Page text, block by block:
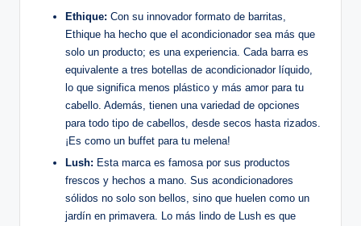
Ethique: Con su innovador formato de barritas,
Ethique ha hecho que el acondicionador sea más que
solo un producto; es una experiencia. Cada barra es
equivalente a tres botellas de acondicionador líquido,
lo que significa menos plástico y más amor para tu
cabello. Además, tienen una variedad de opciones
para todo tipo de cabellos, desde secos hasta rizados.
¡Es como un buffet para tu melena!
Lush: Esta marca es famosa por sus productos
frescos y hechos a mano. Sus acondicionadores
sólidos no solo son bellos, sino que huelen como un
jardín en primavera. Lo más lindo de Lush es que